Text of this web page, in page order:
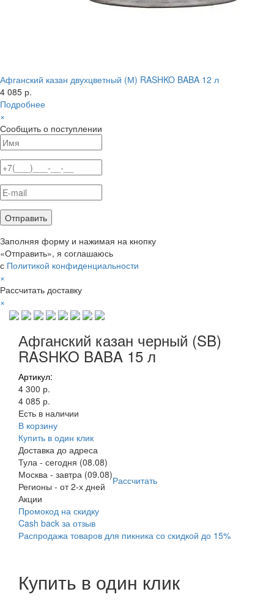
Афганский казан двухцветный (М) RASHKO BABA 12 л
4 085 р.
Подробнее
×
Сообщить о поступлении
Заполняя форму и нажимая на кнопку
«Отправить», я соглашаюсь
с Политикой конфиденциальности
×
Рассчитать доставку
×
Афганский казан черный (SB)
RASHKO BABA 15 л
Артикул:
4 300 р.
4 085 р.
Есть в наличии
В корзину
Купить в один клик
Доставка до адреса
Тула - сегодня (08.08)
Москва - завтра (09.08)Рассчитать
Регионы - от 2-х дней
Акции
Промокод на скидку
Cash back за отзыв
Распродажа товаров для пикника со скидкой до 15%
Купить в один клик